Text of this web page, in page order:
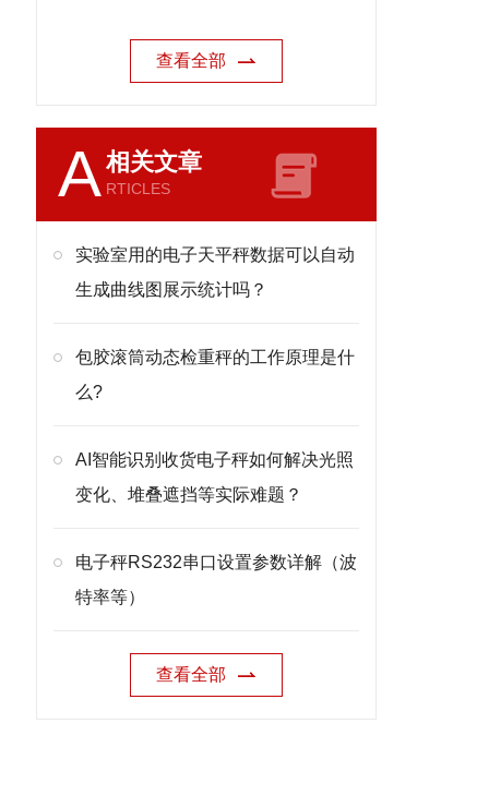
查看全部
A相关文章
RTICLES
实验室用的电子天平秤数据可以自动
生成曲线图展示统计吗？
包胶滚筒动态检重秤的工作原理是什
么?
AI智能识别收货电子秤如何解决光照
变化、堆叠遮挡等实际难题？
电子秤RS232串口设置参数详解（波
特率等）
查看全部